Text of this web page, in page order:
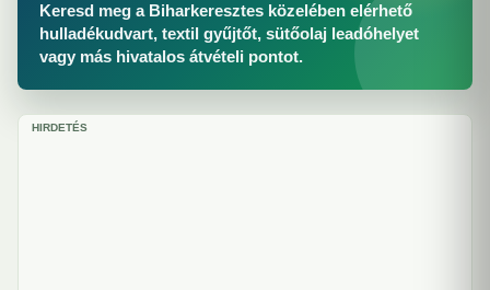
Keresd meg a Biharkeresztes közelében elérhető
hulladékudvart, textil gyűjtőt, sütőolaj leadóhelyet
vagy más hivatalos átvételi pontot.
HIRDETÉS